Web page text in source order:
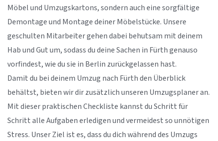
Möbel und Umzugskartons, sondern auch eine sorgfältige
Demontage und Montage deiner Möbelstücke. Unsere
geschulten Mitarbeiter gehen dabei behutsam mit deinem
Hab und Gut um, sodass du deine Sachen in Fürth genauso
vorfindest, wie du sie in Berlin zurückgelassen hast.
Damit du bei deinem Umzug nach Fürth den Überblick
behältst, bieten wir dir zusätzlich unseren Umzugsplaner an.
Mit dieser praktischen Checkliste kannst du Schritt für
Schritt alle Aufgaben erledigen und vermeidest so unnötigen
Stress. Unser Ziel ist es, dass du dich während des Umzugs